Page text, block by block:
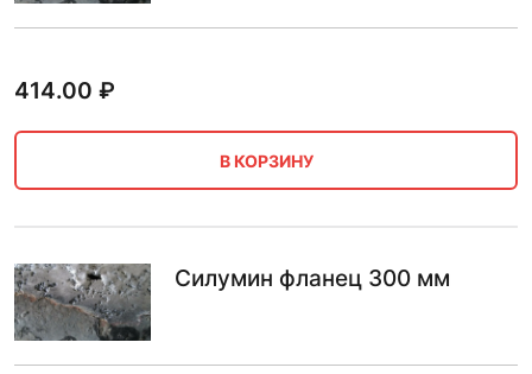
414.00 ₽
В КОРЗИНУ
Силумин фланец 300 мм